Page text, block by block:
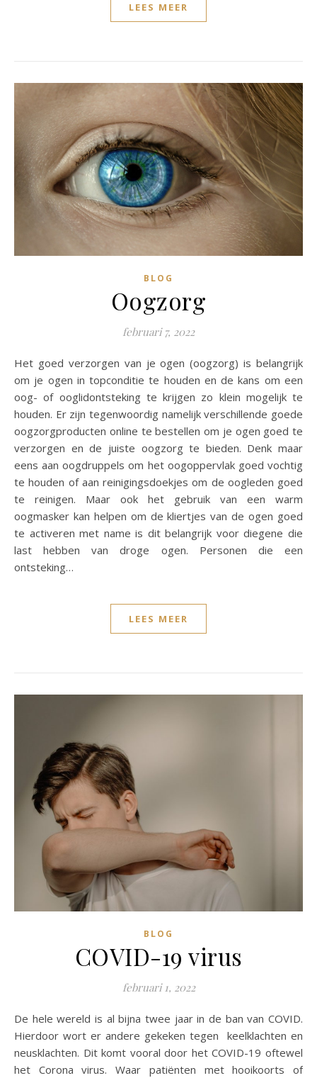
LEES MEER
BLOG
Oogzorg
februari 7, 2022
Het goed verzorgen van je ogen (oogzorg) is belangrijk
om je ogen in topconditie te houden en de kans om een
oog- of ooglidontsteking te krijgen zo klein mogelijk te
houden. Er zijn tegenwoordig namelijk verschillende goede
oogzorgproducten online te bestellen om je ogen goed te
verzorgen en de juiste oogzorg te bieden. Denk maar
eens aan oogdruppels om het oogoppervlak goed vochtig
te houden of aan reinigingsdoekjes om de oogleden goed
te reinigen. Maar ook het gebruik van een warm
oogmasker kan helpen om de kliertjes van de ogen goed
te activeren met name is dit belangrijk voor diegene die
last hebben van droge ogen. Personen die een
ontsteking…
LEES MEER
BLOG
COVID-19 virus
februari 1, 2022
De hele wereld is al bijna twee jaar in de ban van COVID.
Hierdoor wort er andere gekeken tegen keelklachten en
neusklachten. Dit komt vooral door het COVID-19 oftewel
het Corona virus. Waar patiënten met hooikoorts of